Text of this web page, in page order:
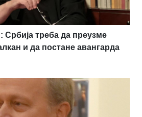
Србија треба да преузме
и да постане авангарда